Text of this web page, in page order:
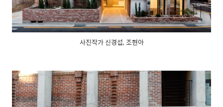
사진작가 신경섭, 조현아